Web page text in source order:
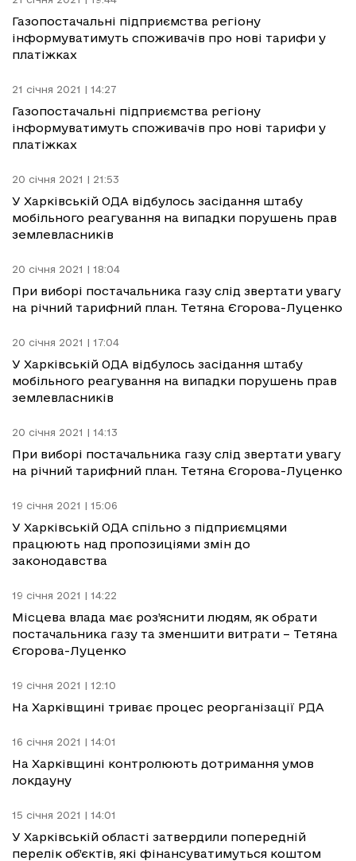
Газопостачальні підприємства регіону
інформуватимуть споживачів про нові тарифи у
платіжках
21 січня 2021 | 14:27
Газопостачальні підприємства регіону
інформуватимуть споживачів про нові тарифи у
платіжках
20 січня 2021 | 21:53
У Харківській ОДА відбулось засідання штабу
мобільного реагування на випадки порушень прав
землевласників
20 січня 2021 | 18:04
При виборі постачальника газу слід звертати увагу
на річний тарифний план. Тетяна Єгорова-Луценко
20 січня 2021 | 17:04
У Харківській ОДА відбулось засідання штабу
мобільного реагування на випадки порушень прав
землевласників
20 січня 2021 | 14:13
При виборі постачальника газу слід звертати увагу
на річний тарифний план. Тетяна Єгорова-Луценко
19 січня 2021 | 15:06
У Харківській ОДА спільно з підприємцями
працюють над пропозиціями змін до
законодавства
19 січня 2021 | 14:22
Місцева влада має роз’яснити людям, як обрати
постачальника газу та зменшити витрати – Тетяна
Єгорова-Луценко
19 січня 2021 | 12:10
На Харківщині триває процес реорганізації РДА
16 січня 2021 | 14:01
На Харківщині контролюють дотримання умов
локдауну
15 січня 2021 | 14:01
У Харківській області затвердили попередній
перелік об’єктів, які фінансуватимуться коштом